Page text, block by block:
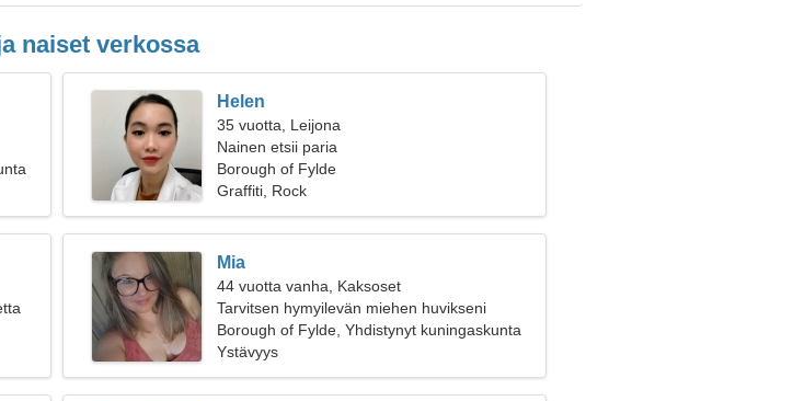
naiset verkossa
Helen
35 vuotta, Leijona
Nainen etsii paria
Borough of Fylde
Graffiti, Rock
Mia
44 vuotta vanha, Kaksoset
Tarvitsen hymyilevän miehen huvikseni
Borough of Fylde, Yhdistynyt kuningaskunta
Ystävyys